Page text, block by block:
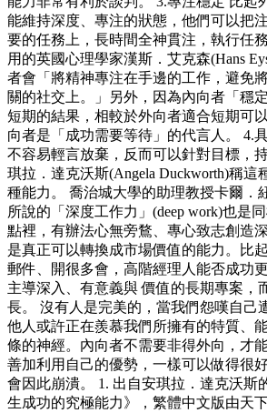
能維持深度、專注的狀態，他們可以把
要的任務上，長時間全神貫注，執行任
用的英國心理學家漢斯．艾克森(Hans
者會「將精神專注在手邊的工作，避免
關的社交上。」另外，因為內向者「穩
短期的結果，相較於外向者適合短期可
向者是「成功需要等待」的代言人。 4.
不容易輕言放棄，反而可以針對目標，
琪拉．達克沃斯(Angela Duckworth)稱這
種能力。 喬治城大學的助理教授卡爾．
所說的「深度工作力」(deep work)也是
點裡，有辦法心無旁鶩、專心致志創造
是真正可以轉換成市場價值的能力。比
郵件、開很多會，高階經理人能否成功
主導深入、有意義與 價值的長期專案，
長。 沒有人是完美的，當我們怨嘆自己
他人或許正在羨慕我們所擁有的特質、
條的神經。內向者不需要非得外向，才
善加利用自己的優勢，一樣可以做得很
會因此崩潰。 1. 出自安琪拉．達克沃斯
生成功的究極能力》，繁體中文版由天